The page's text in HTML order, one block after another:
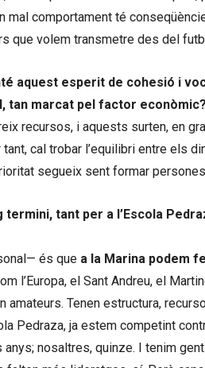
mal comportament té
que volem transmetre des del
aquest esperit de cohesió i
tan marcat pel factor econòmic?
recursos, i aquests surten, en
cal trobar l’equilibri entre els
segueix sent formar
tant per a l’Escola
és que a la Marina podem
l’Europa, el Sant Andreu, el
Tenen estructura,
Pedraza, ja estem competint
nosaltres, quinze. I tenim